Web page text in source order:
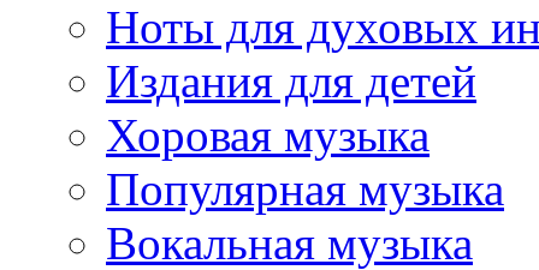
Ноты для духовых
Издания для детей
Хоровая музыка
Популярная музыка
Вокальная музыка